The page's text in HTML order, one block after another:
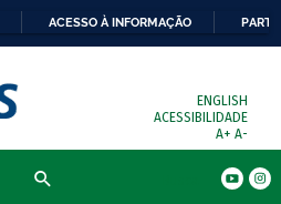
ACESSO À INFORMAÇÃO
ENGLISH
ACESSIBILIDADE
A+ A-